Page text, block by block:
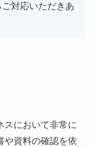
対応いただきあ
スにおいて非常に
や資料の確認を依